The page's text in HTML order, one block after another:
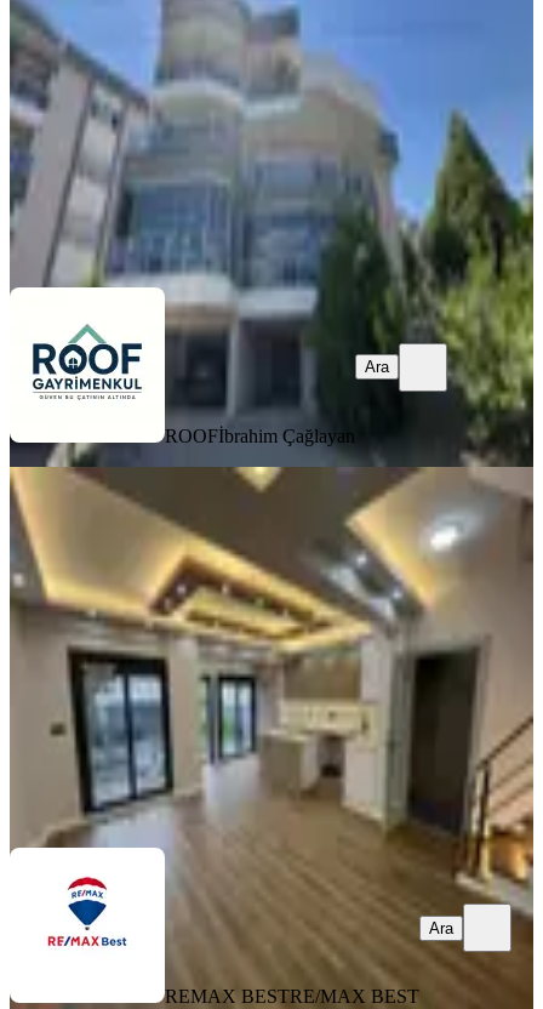
Bornova, Erzene Mahallesi
3+1
·200 m² 03.06.2026
21.000.000 ₺
ROOF İbrahim Çağlayan
ROOFİbrahim Çağlayan
Ara
KOMBİLİ
40 Bornova Atatürk Mah. Satılık
Trıplex Vılla
Bornova, Atatürk Mahallesi
3+1·236 m²·22.05.2026
19.000.000 ₺
REMAX BESTRE/MAX BEST
REMAX BESTRE/MAX BEST
Ara